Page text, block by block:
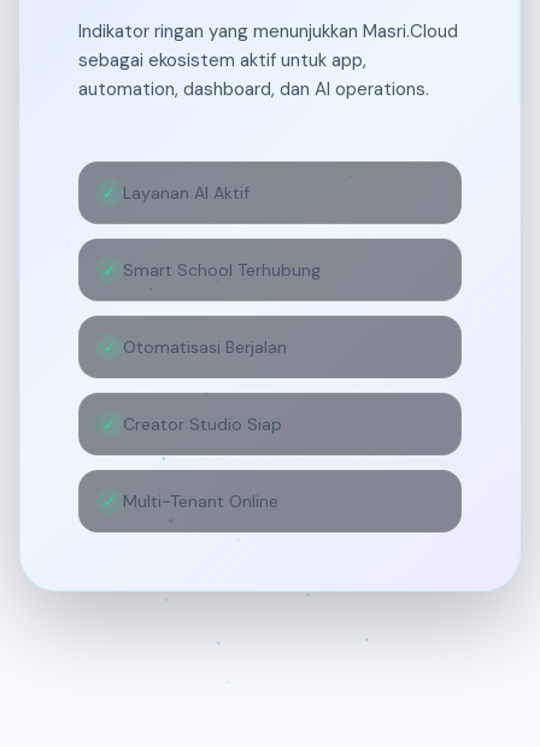
Indikator ringan yang menunjukkan Masri.Cloud
sebagai ekosistem aktif untuk app,
automation, dashboard, dan AI operations.
✓ Layanan AI Aktif
✓ Smart School Terhubung
✓ Otomatisasi Berjalan
✓ Creator Studio Siap
✓ Multi-Tenant Online